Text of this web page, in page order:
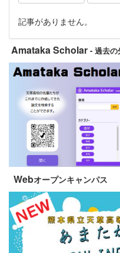
記事がありません。
Amataka Scholar - 過去の
Webオープンキャンパス